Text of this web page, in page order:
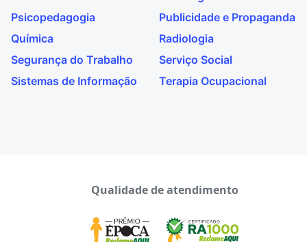
Psicopedagogia
Publicidade e Propaganda
Química
Radiologia
Segurança do Trabalho
Serviço Social
Sistemas de Informação
Terapia Ocupacional
Qualidade de atendimento